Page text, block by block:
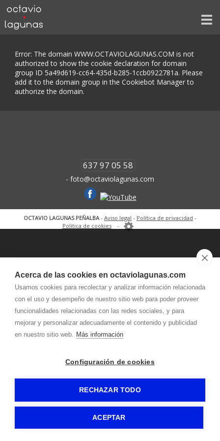
Acerca de las cookies en octaviolagunas.com
Usamos cookies para recolectar y analizar información relacionada
con el uso y desempeño de nuestro sitio web para poder proveer
funcionalidades relacionadas con las redes sociales, y para
mejorar y personalizar adecuadamente el contenido y publicidad
en nuestro sitio web. Más información
Configuración de cookies
RECHAZAR TODO
ACEPTAR
637 97 05 58
- foto@octaviolagunas.com
Error: The domain WWW.OCTAVIOLAGUNAS.COM is not
authorized to show the cookie declaration for domain
group ID 5a49d619-cc64-435d-b285-1ccb0922781a. Please
add it to the domain group in the Cookiebot Manager to
authorize the domain.
OCTAVIO LAGUNAS PEÑALBA- Aviso legal - Política de privacidad -
Política de cookies
-